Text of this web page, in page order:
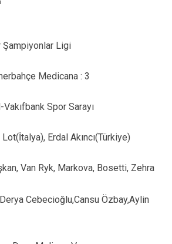
Şampiyonlar Ligi
Medicana : 3
Spor Sarayı
Erdal Akıncı(Türkiye)
Van Ryk, Markova, Bosetti, Zehra
Cebecioğlu,Cansu Özbay,Aylin